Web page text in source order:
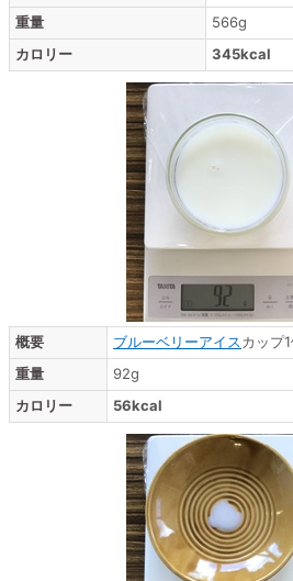
重量
566g
カロリー
345kcal
概要 ブルーベリーアイスカップ
重量
92g
カロリー
56kcal